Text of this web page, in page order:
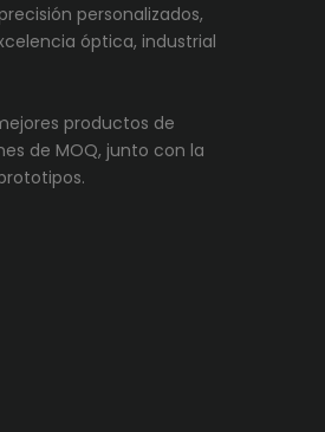
personalizados,
óptica, industrial
productos de
de MOQ, junto con la